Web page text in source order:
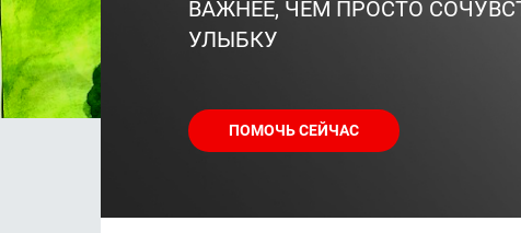
ВАЖНЕЕ, ЧЕМ ПРОСТО
УЛЫБКУ
ПОМОЧЬ СЕЙЧАС